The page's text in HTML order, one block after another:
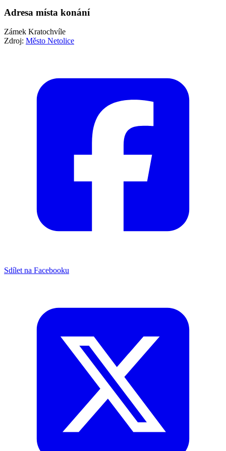
Adresa místa konání
Zámek Kratochvíle
Zdroj: Město Netolice
Sdílet na Facebooku